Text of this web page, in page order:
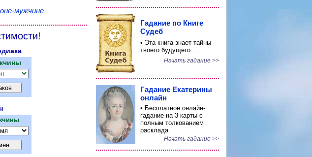
мужчине
Гадание по Книге
Судеб
• Эта книга знает тайны
твоего будущего...
Начать гадание >>
Гадание Екатерины
онлайн
• Бесплатное онлайн-
гадание на 3 карты с
полным толкованием
расклада
Начать гадание >>